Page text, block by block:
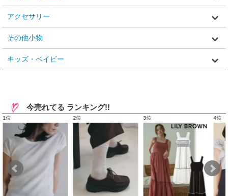
アクセサリー
その他小物
キッズ・ベイビー
今売れてる ランキング!!